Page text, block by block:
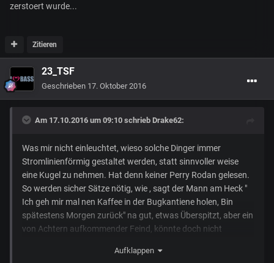
zerstoert wurde...
Zitieren
23_TSF
Geschrieben 17. Oktober 2016
Am 17.10.2016 um 09:10 schrieb Drake62:
Was mir nicht einleuchtet, wieso solche Dinger immer
Stromlinienförmig gestaltet werden, statt sinnvoller weise
eine Kugel zu nehmen. Hat denn keiner Perry Rodan gelesen.
So werden sicher Sätze nötig, wie , sagt der Mann am Heck "
Ich geh mir mal nen Kaffee in der Bugkantiene holen, Bin
spätestens Morgen zurück" na gut, etwas Überspitzt, aber ein
von Achtern aufkommender Feind, könnte doch nicht
seinen toten Winkel hat. Ergo, Rund ist nicht schnittig aber
Aufklappen